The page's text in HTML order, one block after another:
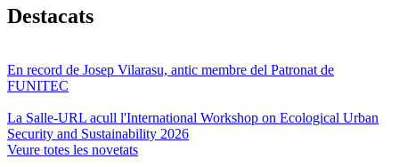
Destacats
En record de Josep Vilarasu, antic membre del Patronat de
FUNITEC
La Salle-URL acull l'International Workshop on Ecological Urban
Security and Sustainability 2026
Veure totes les novetats